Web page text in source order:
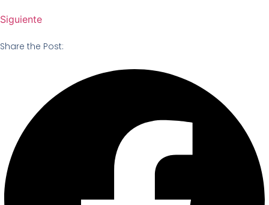
Siguiente
Share the Post: